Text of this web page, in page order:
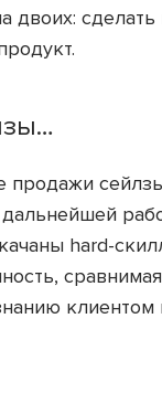
двоих:
продажи
дальнейшей
hard-
клиентом